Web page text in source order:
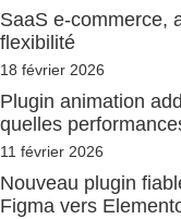
SaaS e-commerce,
flexibilité
18 février 2026
Plugin animation
quelles
11 février 2026
Nouveau plugin
Figma vers